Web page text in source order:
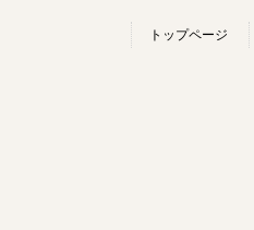
トップページ